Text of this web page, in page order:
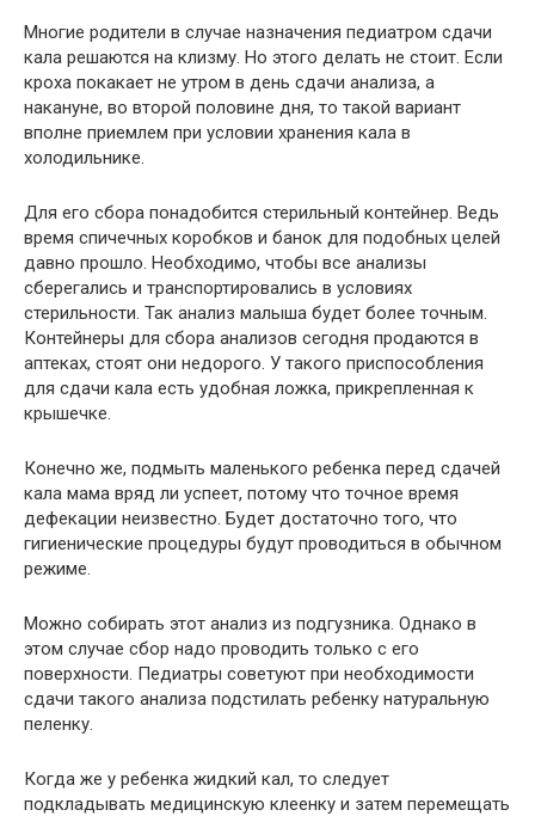
Многие родители в случае назначения педиатром сдачи
кала решаются на клизму. Но этого делать не стоит. Если
кроха покакает не утром в день сдачи анализа, а
накануне, во второй половине дня, то такой вариант
вполне приемлем при условии хранения кала в
холодильнике.
Для его сбора понадобится стерильный контейнер. Ведь
время спичечных коробков и банок для подобных целей
давно прошло. Необходимо, чтобы все анализы
сберегались и транспортировались в условиях
стерильности. Так анализ малыша будет более точным.
Контейнеры для сбора анализов сегодня продаются в
аптеках, стоят они недорого. У такого приспособления
для сдачи кала есть удобная ложка, прикрепленная к
крышечке.
Конечно же, подмыть маленького ребенка перед сдачей
кала мама вряд ли успеет, потому что точное время
дефекации неизвестно. Будет достаточно того, что
гигиенические процедуры будут проводиться в обычном
режиме.
Можно собирать этот анализ из подгузника. Однако в
этом случае сбор надо проводить только с его
поверхности. Педиатры советуют при необходимости
сдачи такого анализа подстилать ребенку натуральную
пеленку.
Когда же у ребенка жидкий кал, то следует
подкладывать медицинскую клеенку и затем перемещать